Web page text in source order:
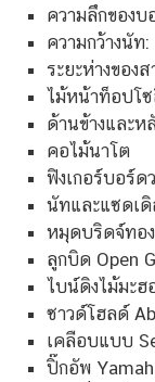
ความลึกของ
ความกว้างนัท
ระยะห่างของ
ไม้หน้าท็อปโ
ด้านข้างและห
คอไม้นาโต
ฟิงเกอร์บอร์ด
นัทและแซดเดิ
หมุดบริดจ์ทอง
ลูกบิด Open
ไบน์ดิงไม้มะฮ
ซาวด์โฮลด์
เคลือบแบบ
ปิ๊กอัพ